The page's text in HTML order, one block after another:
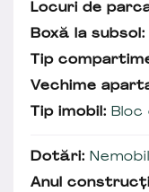
Locuri de
Boxă la subsol:
Tip
Vechime
Tip imobil:
Dotări:
Anul